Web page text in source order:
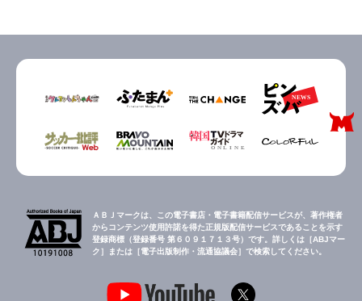
ＡＢＪマークは、この電子書店・電子書籍配信サービスが、著作権者
からコンテンツ使用許諾を得た正規版配信サービスであることを示す
登録商標（登録番号 第６０９１７１３号）です。詳しくは［ABJマー
ク］または［電子出版制作・流通協議会］で検索してください。